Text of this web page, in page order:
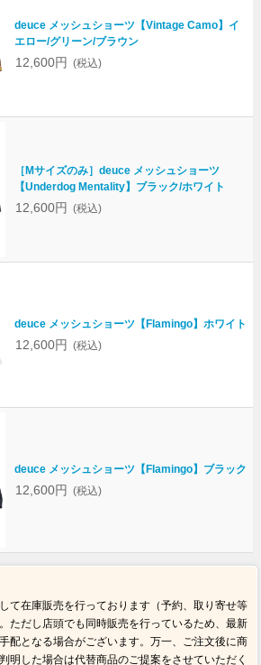
deuce メッシュショーツ【Vintage Camo】イ
エロー/グリーン/ブラウン
12,600円 (税込)
［Mサイズのみ］deuce メッシュショーツ
【Underdog Mentality】ブラック/ホワイト
12,600円 (税込)
deuce メッシュショーツ【Flamingo】ホワイト
12,600円 (税込)
deuce メッシュショーツ【Flamingo】ブラック
12,600円 (税込)
て在庫販売を行っております（予約、取り寄せ等
ただし店頭でも同時販売を行っているため、最新
配となる場合がございます。万一、ご注文後に商
明した場合は代替商品のご提案をさせていただく